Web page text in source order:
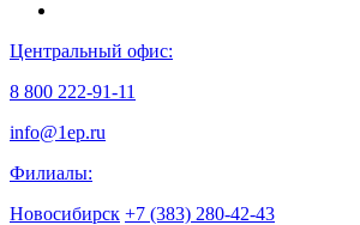
Центральный офис:
8 800 222-91-11
info@1ep.ru
Филиалы:
Новосибирск +7 (383) 280-42-43